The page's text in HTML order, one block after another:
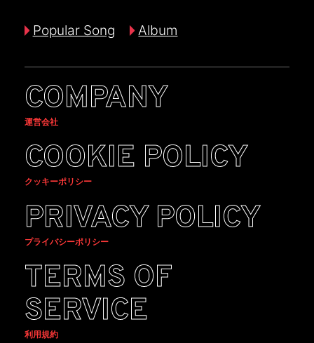
Popular Song Album
COMPANY
運営会社
COOKIE POLICY
クッキーポリシー
PRIVACY POLICY
プライバシーポリシー
TERMS OF
SERVICE
利用規約